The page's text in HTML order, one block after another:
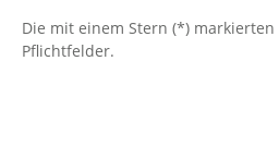
Die mit einem Stern (*) markierten
Pflichtfelder.